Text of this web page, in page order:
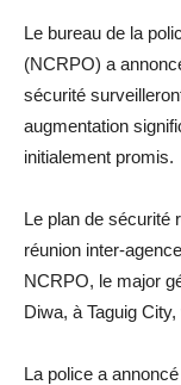
Le bureau de la
(NCRPO) a
sécurité
augmentation
initialement promis.
Le plan de sécurité
réunion inter-
NCRPO, le major
Diwa, à Taguig
La police a